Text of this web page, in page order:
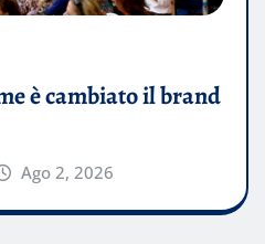
è cambiato il brand
Ago 2, 2026